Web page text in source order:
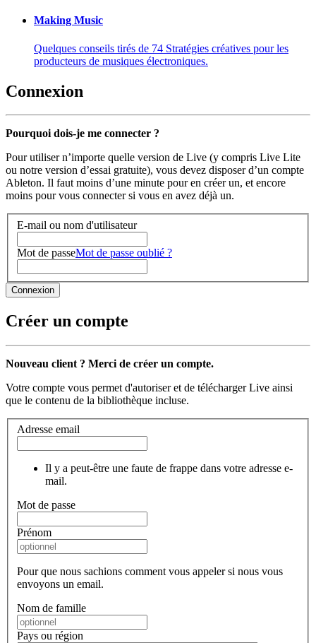
Making Music
Quelques conseils tirés de 74 Stratégies créatives pour les
producteurs de musiques électroniques.
Connexion
Pourquoi dois-je me connecter ?
Pour utiliser n’importe quelle version de Live (y compris Live Lite
ou notre version d’essai gratuite), vous devez disposer d’un compte
Ableton. Il faut moins d’une minute pour en créer un, et encore
moins pour vous connecter si vous en avez déjà un.
E-mail ou nom d'utilisateur
Mot de passeMot de passe oublié ?
Créer un compte
Nouveau client ? Merci de créer un compte.
Votre compte vous permet d'autoriser et de télécharger Live ainsi
que le contenu de la bibliothèque incluse.
Adresse email
Il y a peut-être une faute de frappe dans votre adresse e-
mail.
Mot de passe
Prénom
Pour que nous sachions comment vous appeler si nous vous
envoyons un email.
Nom de famille
Pays ou région